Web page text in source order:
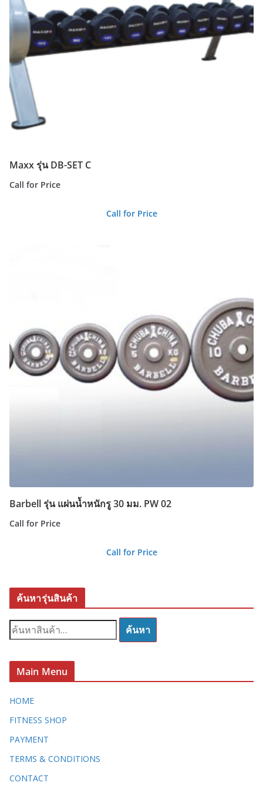
Maxx รุ่น DB-SET C
Call for Price
Call for Price
Barbell รุ่น แผ่นน้ำหนักรู 30 มม. PW 02
Call for Price
Call for Price
ค้นหารุ่นสินค้า
ค้
น
:
ค้นหา
Main Menu
HOME
FITNESS SHOP
PAYMENT
TERMS & CONDITIONS
CONTACT